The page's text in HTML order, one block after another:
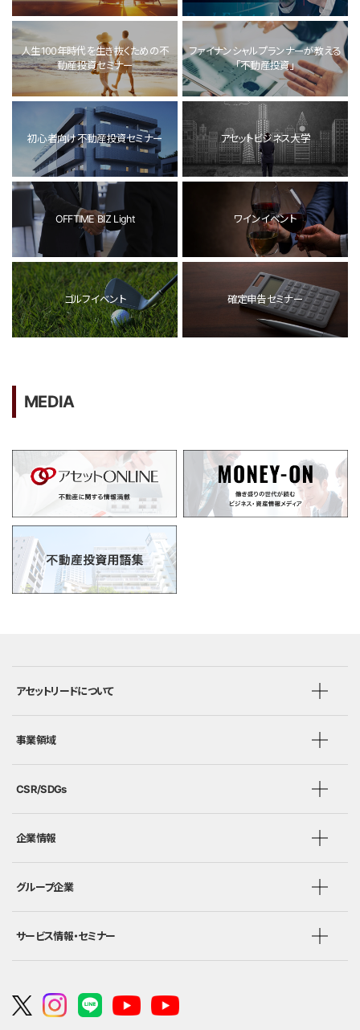
人生100年時代を生き抜くための不
動産投資セミナー
ファイナンシャルプランナーが教える
「不動産投資」
初心者向け不動産投資セミナー アセットビジネス大学
OFFTIME BIZ Light ワインイベント
ゴルフイベント 確定申告セミナー
MEDIA
アセットリードについて
事業領域
CSR/SDGs
企業情報
グループ企業
サービス情報・セミナー